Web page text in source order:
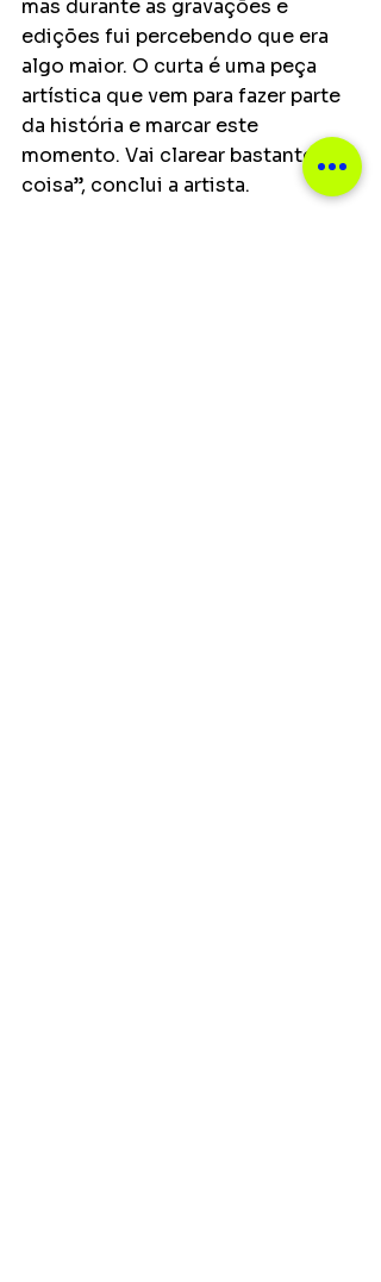
mas durante as gravações e
edições fui percebendo que era
algo maior. O curta é uma peça
artística que vem para fazer parte
da história e marcar este
momento. Vai clarear bastante
coisa”, conclui a artista.